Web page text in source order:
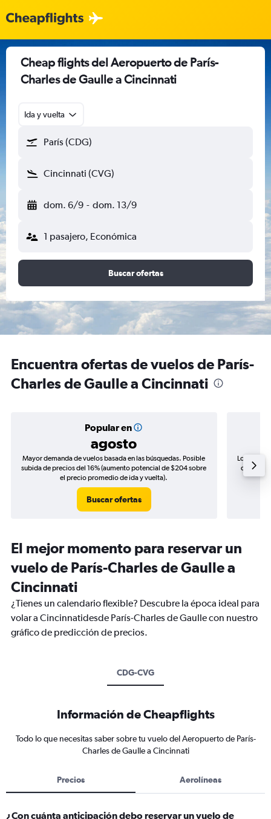
Cheap flights del Aeropuerto de París-
Charles de Gaulle a Cincinnati
Ida y vuelta
París (CDG)
Cincinnati (CVG)
dom. 6/9 - dom. 13/9
1 pasajero, Económica
Buscar ofertas
Encuentra ofertas de vuelos de París-
Charles de Gaulle a Cincinnati
Popular en
agosto
Mayor demanda de vuelos basada en las búsquedas. Posible
subida de precios del 16% (aumento potencial de $204 sobre
el precio promedio de ida y vuelta).
Buscar ofertas
Los
de
El mejor momento para reservar un
vuelo de París-Charles de Gaulle a
Cincinnati
¿Tienes un calendario flexible? Descubre la época ideal para
volar a Cincinnatidesde París-Charles de Gaulle con nuestro
gráfico de predicción de precios.
CDG-CVG
Información de Cheapflights
Todo lo que necesitas saber sobre tu vuelo del Aeropuerto de París-
Charles de Gaulle a Cincinnati
Precios Aerolíneas
¿Con cuánta anticipación debo reservar un vuelo de